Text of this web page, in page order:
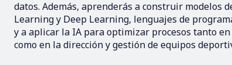
datos. Además, aprenderás a construir modelos
Learning y Deep Learning, lenguajes de
y a aplicar la IA para optimizar procesos tanto
como en la dirección y gestión de equipos